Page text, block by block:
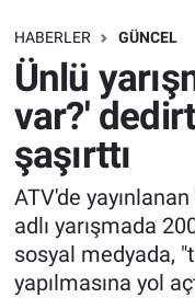
HABERLER GÜNCEL
Ünlü
var?'
şaşırttı
ATV'de
adlı yarışmada
sosyal medyada,
yapılmasına yol
SAĞLIK
EKONOMİ
EĞİTİM
ÖZEL HABER
Keşfet